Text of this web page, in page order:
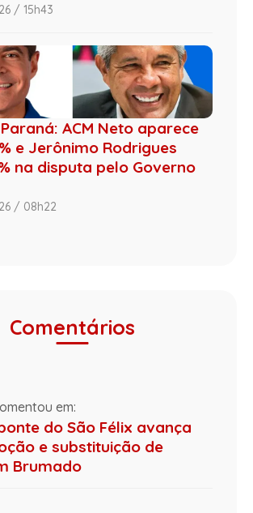
/ 15h43
ACM Neto aparece
e Jerônimo Rodrigues
na disputa pelo Governo
/ 08h22
Comentários
em:
do São Félix avança
e substituição de
Brumado